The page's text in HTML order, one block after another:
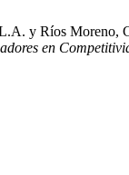
y Ríos Moreno,
en